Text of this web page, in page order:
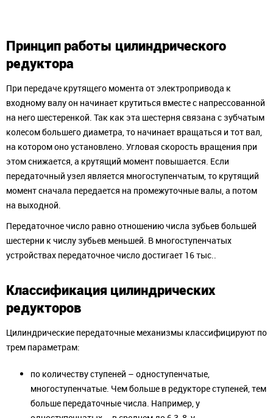
Принцип работы цилиндрического
редуктора
При передаче крутящего момента от электропривода к
входному валу он начинает крутиться вместе с напрессованной
на него шестеренкой. Так как эта шестерня связана с зубчатым
колесом большего диаметра, то начинает вращаться и тот вал,
на котором оно установлено. Угловая скорость вращения при
этом снижается, а крутящий момент повышается. Если
передаточный узел является многоступенчатым, то крутящий
момент сначала передается на промежуточные валы, а потом
на выходной.
Передаточное число равно отношению числа зубьев большей
шестерни к числу зубьев меньшей. В многоступенчатых
устройствах передаточное число достигает 16 тыс..
Классификация цилиндрических
редукторов
Цилиндрические передаточные механизмы классифицируют по
трем параметрам:
по количеству ступеней – одноступенчатые,
многоступенчатые. Чем больше в редукторе ступеней, тем
больше передаточные числа. Например, у